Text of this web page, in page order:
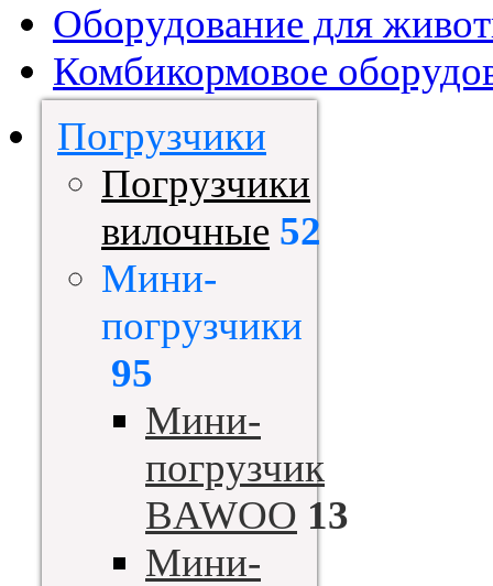
Оборудование для
Комбикормовое
Погрузчики
Погрузчики
вилочные 52
Мини-
погрузчики
95
Мини-
погрузчик
BAWOO 13
Мини-